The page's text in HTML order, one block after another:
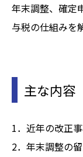
年末調整、確定
与税の仕組みを
主な内容
1．近年の改正
2．年末調整の